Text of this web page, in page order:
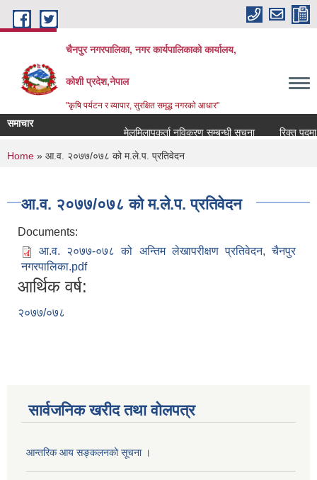
Skip to main content
चैनपुर नगरपालिका, नगर कार्यपालिकाको कार्यालय,
कोशी प्रदेश,नेपाल
"कृषि पर्यटन र व्यापार, सुरक्षित समृद्ध नगरकाे आधार"
समाचार
मेलमिलापकर्ता नविकरण सम्बन्धी सूचना
रिक्त पदमा
You are here
Home » आ.व. २०७७/०७८ को म.ले.प. प्रतिवेदन
आ.व. २०७७/०७८ को म.ले.प. प्रतिवेदन
Documents:
आ.व. २०७७-०७८ को अन्तिम लेखापरीक्षण प्रतिवेदन, चैनपुर
नगरपालिका.pdf
आर्थिक वर्ष:
२०७७/०७८
सार्वजनिक खरीद तथा वाेलपत्र
आन्तरिक आय सङ्कलनको सूचना ।